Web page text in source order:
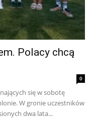
Polacy chcą
0
się w sobotę
W gronie uczestników
dwa lata...